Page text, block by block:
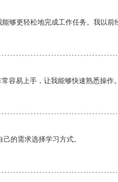
够更轻松地完成工作任务。我以
容易上手，让我能够快速熟悉操作。
的需求选择学习方式。